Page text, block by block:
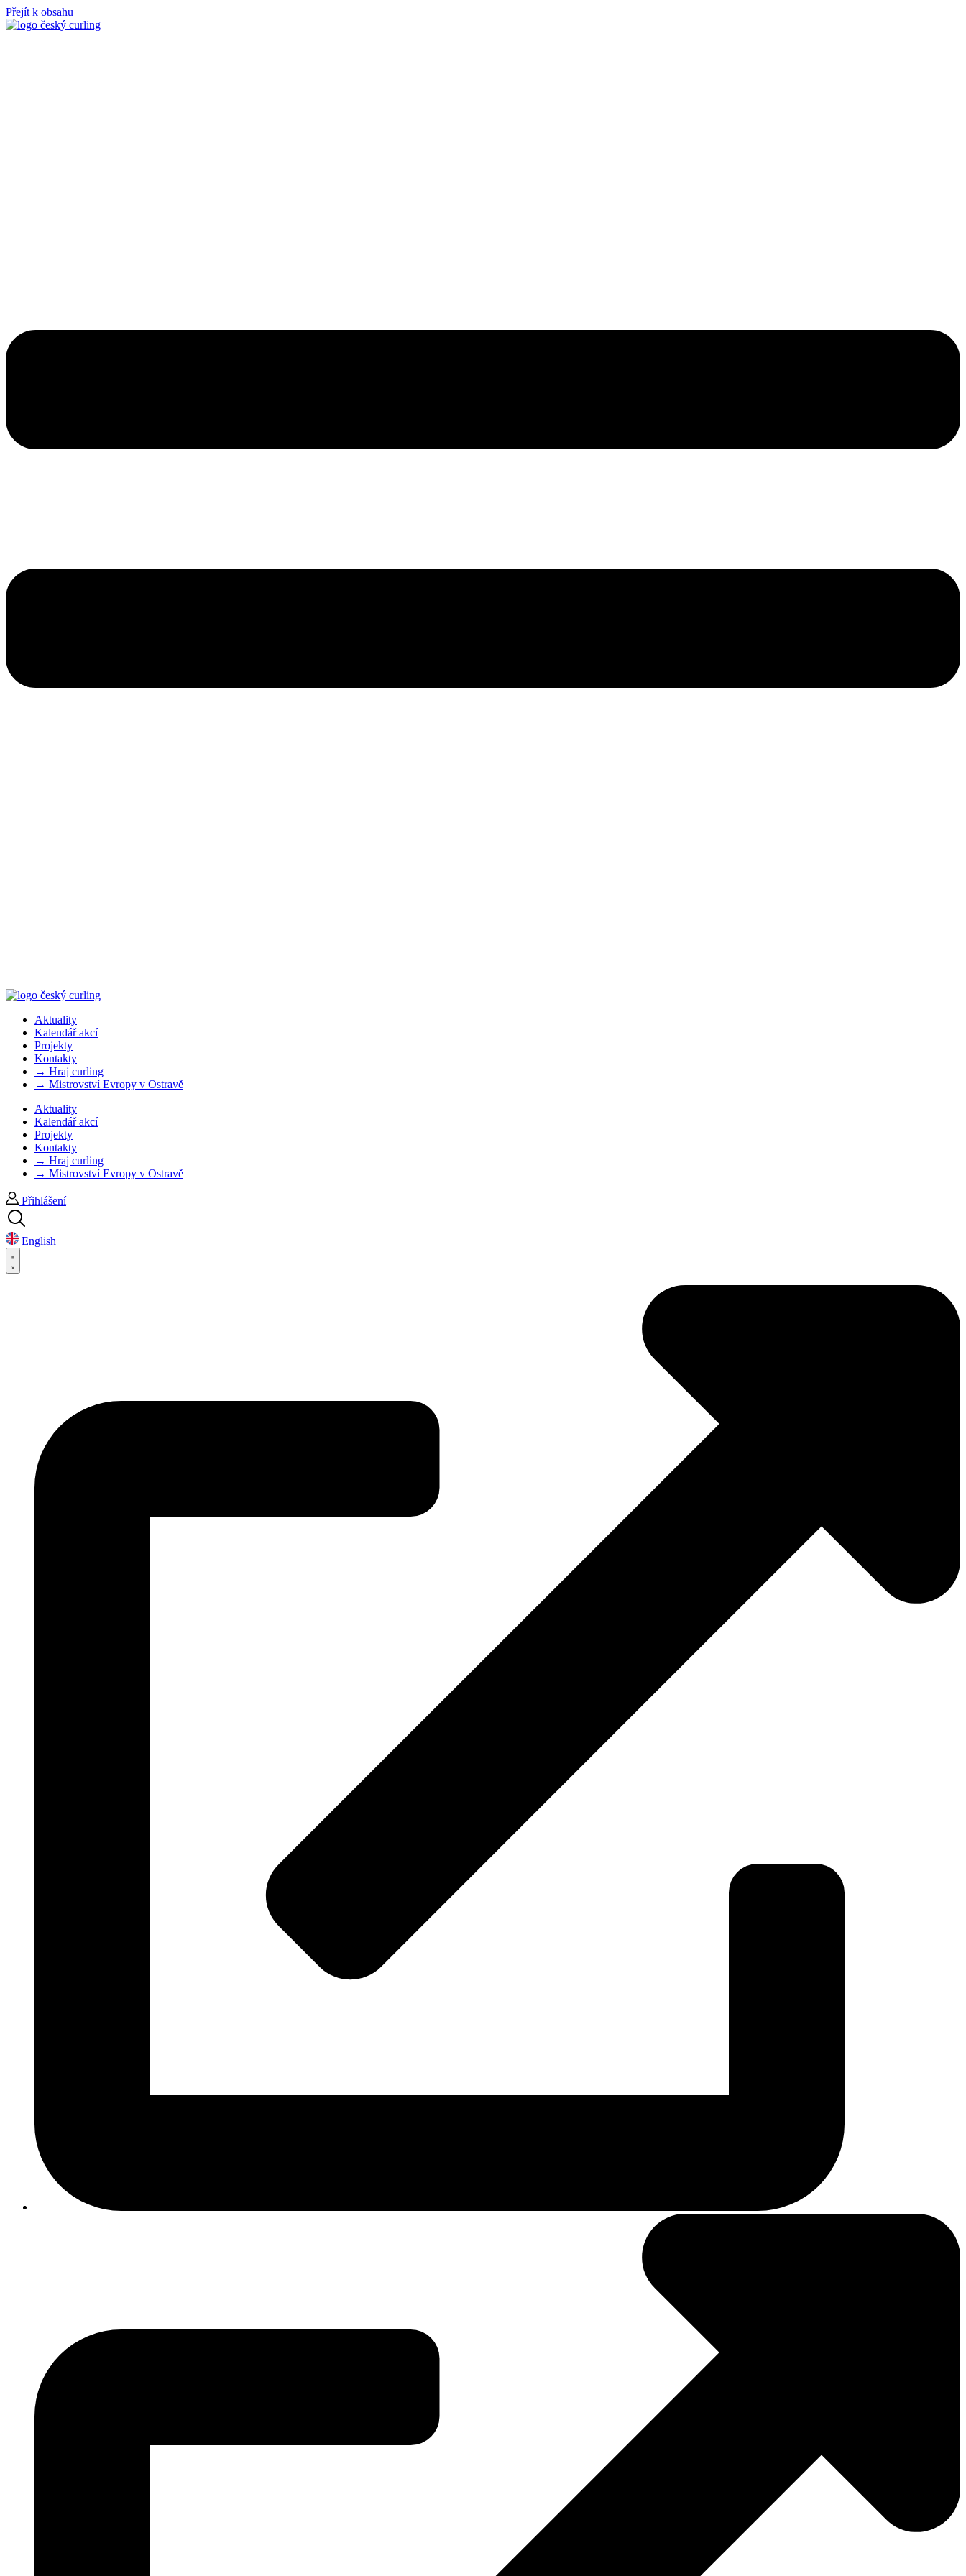
Přejít k obsahu
Aktuality
Kalendář akcí
Projekty
Kontakty
→ Hraj curling
→ Mistrovství Evropy v Ostravě
Aktuality
Kalendář akcí
Projekty
Kontakty
→ Hraj curling
→ Mistrovství Evropy v Ostravě
Přihlášení
English